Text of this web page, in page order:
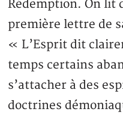
Rédemption. On lit
première lettre de
« L’Esprit dit
temps certains
s’attacher à des
doctrines